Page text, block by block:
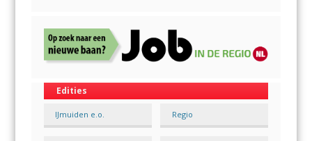
Edities
IJmuiden e.o. Regio